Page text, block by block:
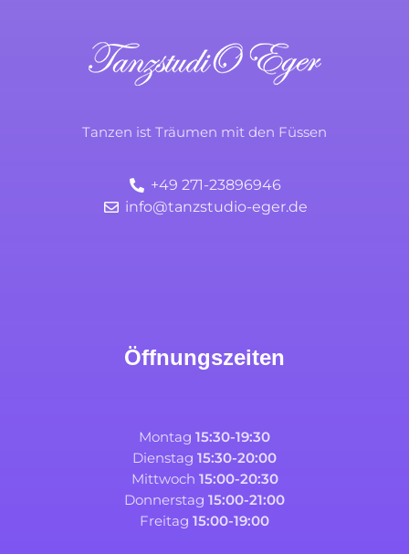
Tanzen ist Träumen mit den Füssen
+49 271-23896946
info@tanzstudio-eger.de
Öffnungszeiten
Montag 15:30-19:30
Dienstag 15:30-20:00
Mittwoch 15:00-20:30
Donnerstag 15:00-21:00
Freitag 15:00-19:00